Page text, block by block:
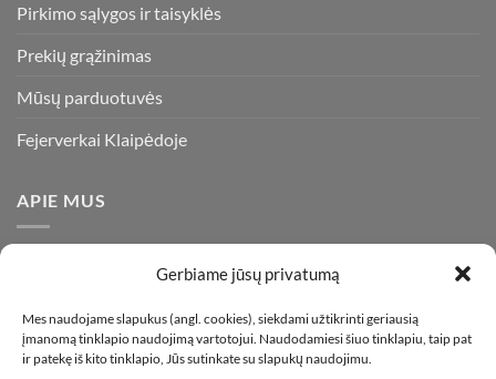
Gerbiame jūsų privatumą
Mes naudojame slapukus (angl. cookies), siekdami užtikrinti geriausią
įmanomą tinklapio naudojimą vartotojui. Naudodamiesi šiuo tinklapiu, taip pat
ir patekę iš kito tinklapio, Jūs sutinkate su slapukų naudojimu.
Pirkimo sąlygos ir taisyklės
Prekių grąžinimas
Mūsų parduotuvės
Fejerverkai Klaipėdoje
APIE MUS
visada stengiamės pasiūlyti tik kokybiškiausius ir geriausius
gaminius už bene mažiausią kainą rinkoje. Prekes pristatome
visoje Lietuvoje.